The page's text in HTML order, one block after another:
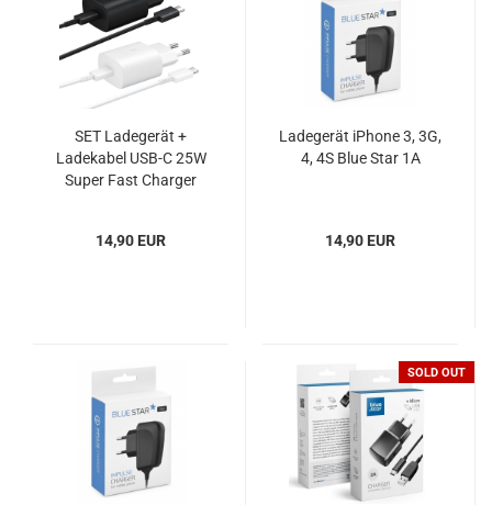
SET Ladegerät +
Ladekabel USB-C 25W
Super Fast Charger
14,90 EUR
Ladegerät iPhone 3, 3G,
4, 4S Blue Star 1A
14,90 EUR
SOLD OUT